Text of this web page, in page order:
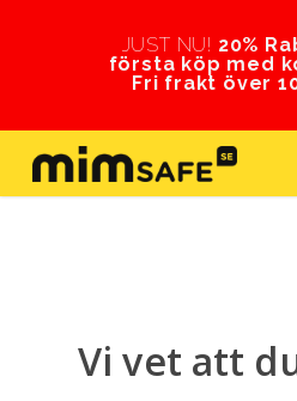
JUST NU! 20%
första köp med
Fri frakt över
Vi vet att